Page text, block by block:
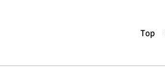
Top